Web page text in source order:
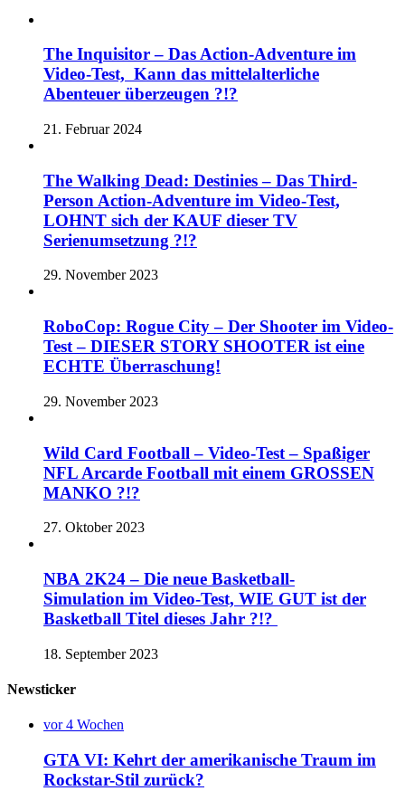
The Inquisitor – Das Action-Adventure im
Video-Test, Kann das mittelalterliche
Abenteuer überzeugen ?!?
21. Februar 2024
The Walking Dead: Destinies – Das Third-
Person Action-Adventure im Video-Test,
LOHNT sich der KAUF dieser TV
Serienumsetzung ?!?
29. November 2023
RoboCop: Rogue City – Der Shooter im Video-
Test – DIESER STORY SHOOTER ist eine
ECHTE Überraschung!
29. November 2023
Wild Card Football – Video-Test – Spaßiger
NFL Arcarde Football mit einem GROSSEN
MANKO ?!?
27. Oktober 2023
NBA 2K24 – Die neue Basketball-
Simulation im Video-Test, WIE GUT ist der
Basketball Titel dieses Jahr ?!?
18. September 2023
Newsticker
vor 4 Wochen
GTA VI: Kehrt der amerikanische Traum im
Rockstar-Stil zurück?